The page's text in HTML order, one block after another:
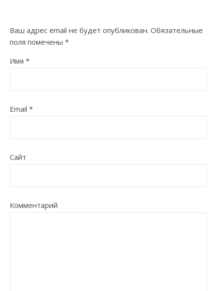
Ваш адрес email не будет опубликован. Обязательные
поля помечены *
Имя *
Email *
Сайт
Комментарий